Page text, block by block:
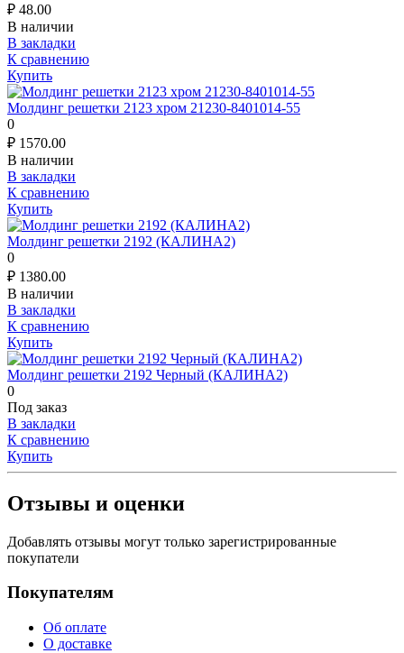
₽ 48.00
В наличии
В закладки
К сравнению
Купить
Молдинг решетки 2123 хром 21230-8401014-55
0
₽ 1570.00
В наличии
В закладки
К сравнению
Купить
Молдинг решетки 2192 (КАЛИНА2)
0
₽ 1380.00
В наличии
В закладки
К сравнению
Купить
Молдинг решетки 2192 Черный (КАЛИНА2)
0
Под заказ
В закладки
К сравнению
Купить
Отзывы и оценки
Добавлять отзывы могут только зарегистрированные
покупатели
Покупателям
Об оплате
О доставке